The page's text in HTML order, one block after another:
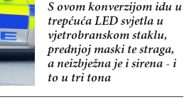
S ovom konverzijom idu u
trepćuća LED svjetla u
vjetrobranskom staklu,
prednjoj maski te straga,
a neizbježna je i sirena - i
to u tri tona